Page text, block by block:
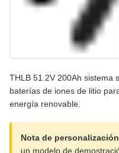
THLB 51.2V 200Ah sistema
baterías de iones de litio
energía renovable.
Nota de
un modelo de